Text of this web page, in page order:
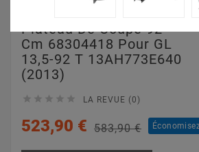
Plateau De Coupe 92
Cm 68304418 Pour GL
13,5-92 T 13AH773E640
(2013)
     LA REVUE (0)
523,90 € 583,90 €